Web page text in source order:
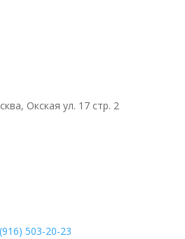
Окская ул. 17 стр. 2
503-20-23